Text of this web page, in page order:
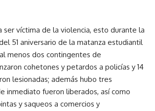
ser víctima de la violencia, esto durante la
51 aniversario de la matanza estudiantil
menos dos contingentes de
cohetones y petardos a policías y 14
lesionadas; además hubo tres
inmediato fueron liberados, así como
y saqueos a comercios y